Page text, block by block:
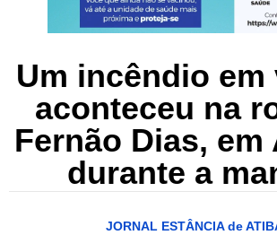
Um incêndio em
aconteceu na
Fernão Dias, em
durante a
JORNAL ESTÂNCIA de